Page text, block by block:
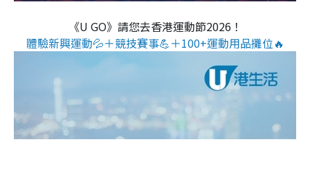
《U GO》請您去香港運動節2026！
體驗新興運動💦＋競技賽事💪＋100+運動用品攤位🔥